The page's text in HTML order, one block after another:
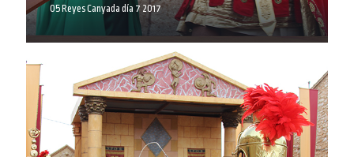
05 Reyes Canyada día 7 2017